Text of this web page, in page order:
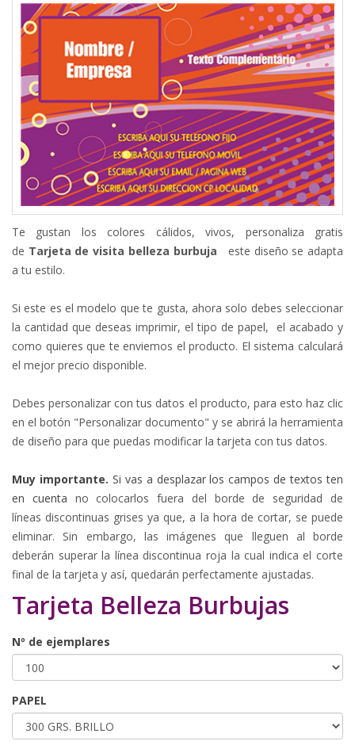
Te gustan los colores cálidos, vivos, personaliza gratis
de Tarjeta de visita belleza burbuja este diseño se adapta
a tu estilo.
Si este es el modelo que te gusta, ahora solo debes seleccionar
la cantidad que deseas imprimir, el tipo de papel, el acabado y
como quieres que te enviemos el producto. El sistema calculará
el mejor precio disponible.
Debes personalizar con tus datos el producto, para esto haz clic
en el botón "Personalizar documento" y se abrirá la herramienta
de diseño para que puedas modificar la tarjeta con tus datos.
Muy importante. Si vas a desplazar los campos de textos ten
en cuenta no colocarlos fuera del borde de seguridad de
líneas discontinuas grisesya que, a la hora de cortar, se puede
eliminar. Sin embargo, las imágenes que lleguen al borde
deberán superar la línea discontinua roja la cual indica el corte
final de la tarjeta y así, quedarán perfectamente ajustadas.
Tarjeta Belleza Burbujas
Nº de ejemplares
PAPEL